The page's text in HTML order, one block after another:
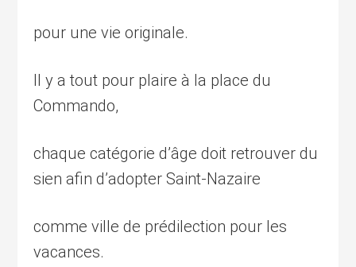
pour une vie originale.
Il y a tout pour plaire à la place du
Commando,
chaque catégorie d’âge doit retrouver du
sien afin d’adopter Saint-Nazaire
comme ville de prédilection pour les
vacances.